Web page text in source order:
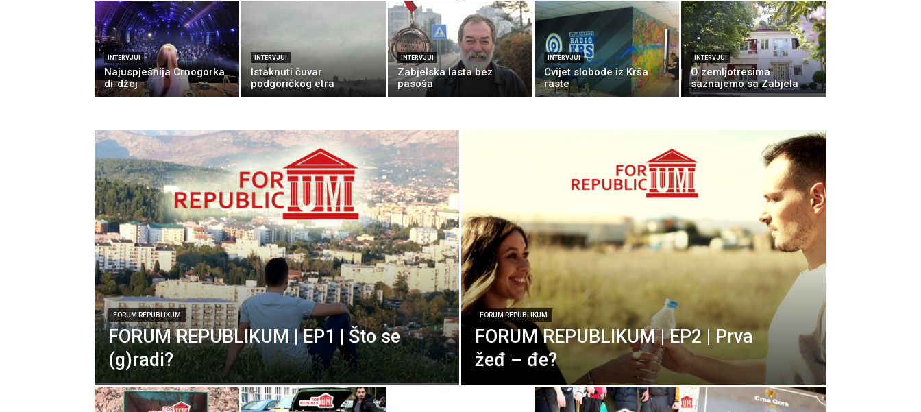
INTERVJUI
Najuspješnija Crnogorka
di-džej
INTERVJUI
Istaknuti čuvar
podgoričkog etra
INTERVJUI
Zabjelska lasta bez
pasoša
INTERVJUI
Cvijet slobode iz Krša
raste
INTERVJUI
O zemljotresima
saznajemo sa Zabjela
FORUM REPUBLIKUM
FORUM REPUBLIKUM | EP1 | Što se
(g)radi?
FORUM REPUBLIKUM
FORUM REPUBLIKUM | EP2 | Prva
žeđ – đe?